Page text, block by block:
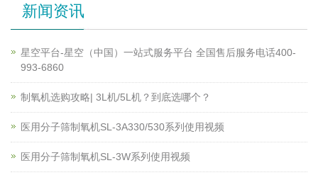
新闻资讯
星空平台-星空（中国）一站式服务平台 全国售后服务电话400-
993-6860
制氧机选购攻略| 3L机/5L机？到底选哪个？
医用分子筛制氧机SL-3A330/530系列使用视频
医用分子筛制氧机SL-3W系列使用视频